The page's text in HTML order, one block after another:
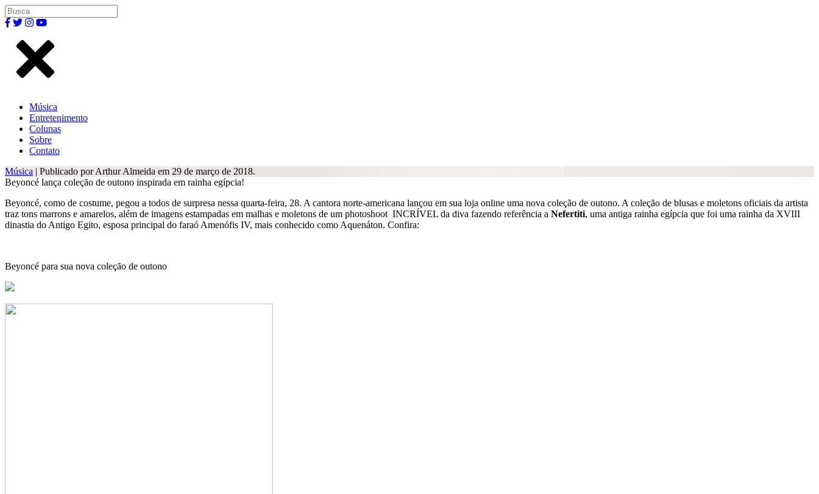
Música
Entretenimento
Colunas
Sobre
Contato
Música | Publicado por Arthur Almeida em 29 de março de 2018.
Beyoncé lança coleção de outono inspirada em rainha egípcia!
Beyoncé, como de costume, pegou a todos de surpresa nessa quarta-feira, 28. A cantora norte-americana lançou em sua loja online uma nova coleção de outono. A coleção de blusas e moletons oficiais da artista
traz tons marrons e amarelos, além de imagens estampadas em malhas e moletons de um photoshoot INCRÍVEL da diva fazendo referência a Nefertiti, uma antiga rainha egípcia que foi uma rainha da XVIII
dinastia do Antigo Egito, esposa principal do faraó Amenófis IV, mais conhecido como Aquenáton. Confira:
Beyoncé para sua nova coleção de outono